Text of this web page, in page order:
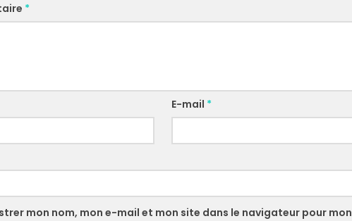
*
E-mail *
mon nom, mon e-mail et mon site dans le navigateur pour mon